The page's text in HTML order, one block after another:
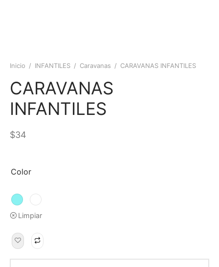
Inicio / INFANTILES / Caravanas / CARAVANAS INFANTILES
CARAVANAS
INFANTILES
$34
Color
Limpiar